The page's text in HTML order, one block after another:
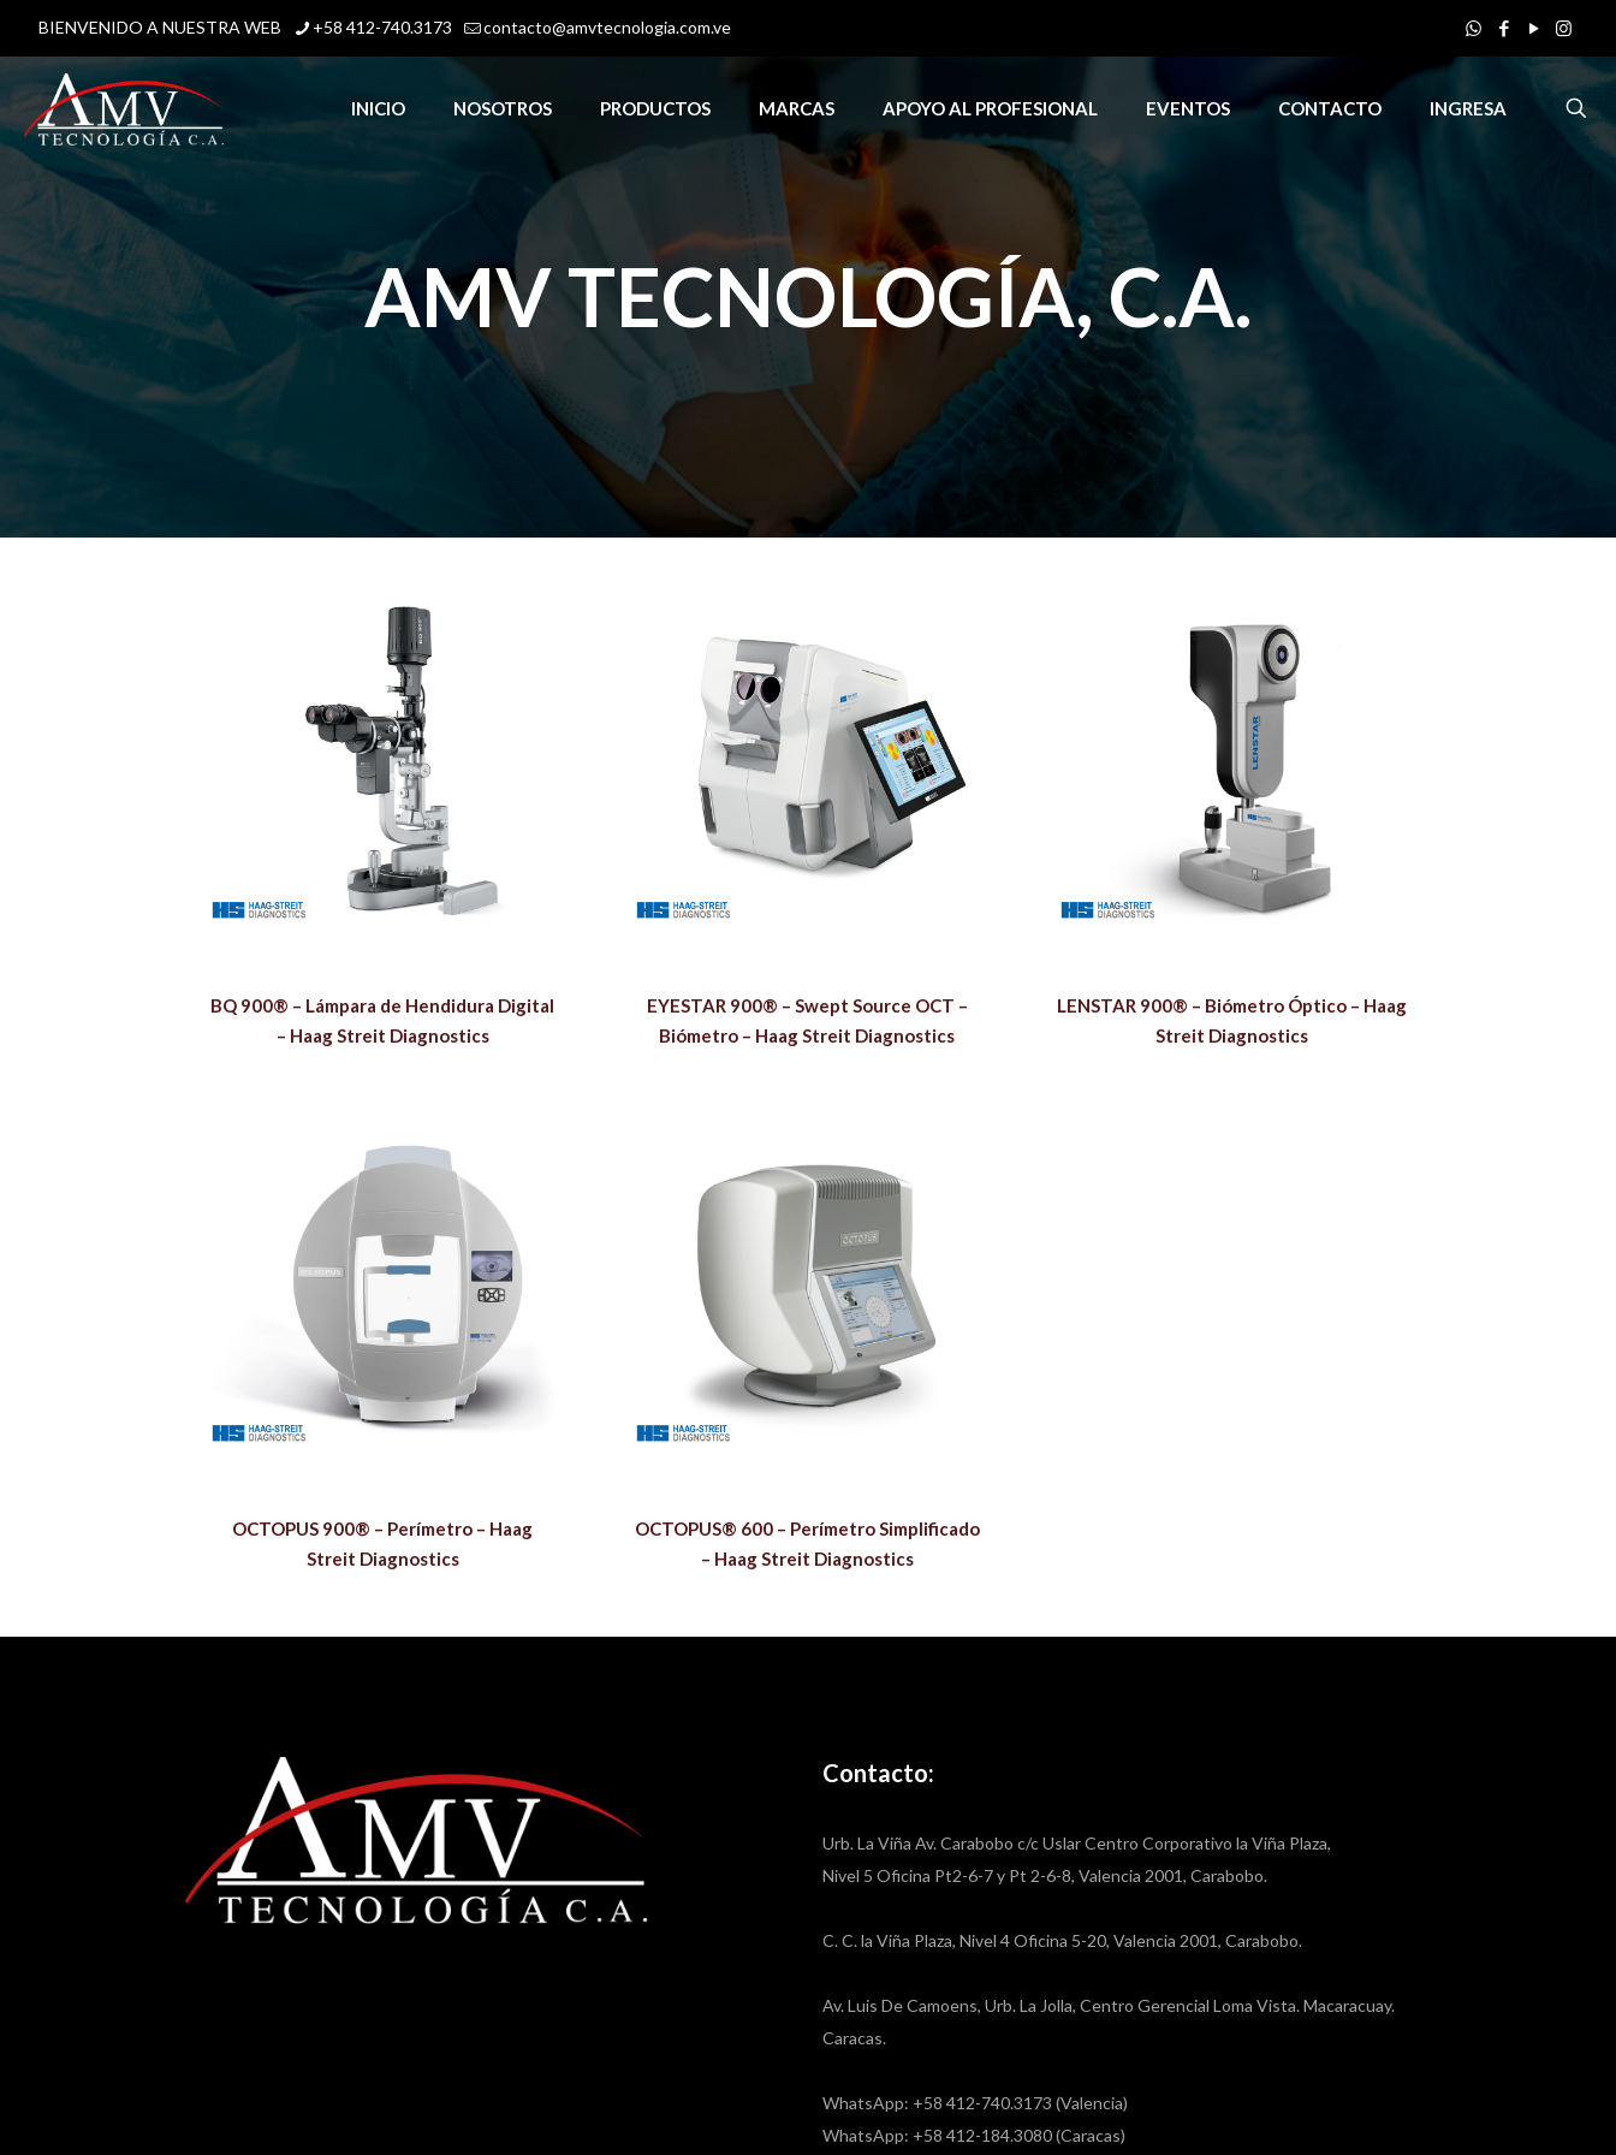
BIENVENIDO A NUESTRA WEB +58 412-740.3173 contacto@amvtecnologia.com.ve
INICIO NOSOTROS PRODUCTOS MARCAS APOYO AL PROFESIONAL EVENTOS CONTACTO INGRESA
AMV TECNOLOGÍA, C.A.
BQ 900® – Lámpara de Hendidura Digital
– Haag Streit Diagnostics
EYESTAR 900® – Swept Source OCT –
Biómetro – Haag Streit Diagnostics
LENSTAR 900® – Biómetro Óptico – Haag
Streit Diagnostics
OCTOPUS 900® – Perímetro – Haag
Streit Diagnostics
OCTOPUS® 600 – Perímetro Simplificado
– Haag Streit Diagnostics
Contacto:
Urb. La Viña Av. Carabobo c/c Uslar Centro Corporativo la Viña Plaza,
Nivel 5 Oficina Pt2-6-7 y Pt 2-6-8, Valencia 2001, Carabobo.
C. C. la Viña Plaza, Nivel 4 Oficina 5-20, Valencia 2001, Carabobo.
Av. Luis De Camoens, Urb. La Jolla, Centro Gerencial Loma Vista. Macaracuay.
Caracas.
WhatsApp: +58 412-740.3173 (Valencia)
WhatsApp: +58 412-184.3080 (Caracas)